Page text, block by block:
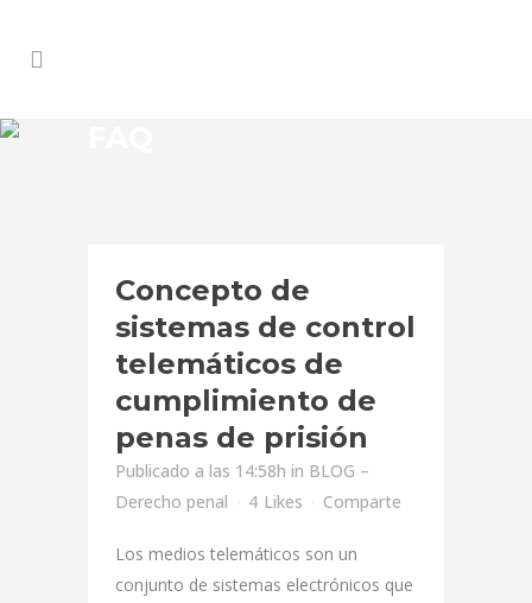
Concepto de
sistemas de control
telemáticos de
cumplimiento de
penas de prisión
Publicado a las 14:58h in BLOG –
Derecho penal
4 Likes Comparte
Los medios telemáticos son un
conjunto de sistemas electrónicos que